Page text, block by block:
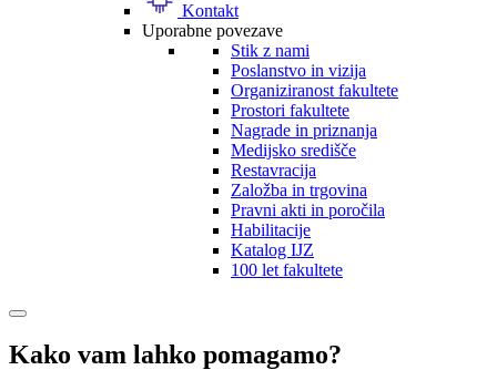
Kontakt
Uporabne povezave
Stik z nami
Poslanstvo in vizija
Organiziranost fakultete
Prostori fakultete
Nagrade in priznanja
Medijsko središče
Restavracija
Založba in trgovina
Pravni akti in poročila
Habilitacije
Katalog IJZ
100 let fakultete
Kako vam lahko pomagamo?